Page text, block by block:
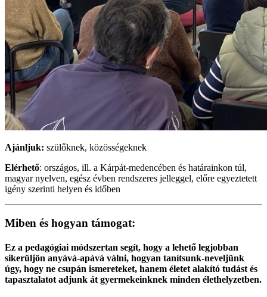
Ajánljuk: szülőknek, közösségeknek
Elérhető: országos, ill. a Kárpát-medencében és határainkon túl,
magyar nyelven, egész évben rendszeres jelleggel, előre egyeztetett
igény szerinti helyen és időben
Miben és hogyan támogat:
Ez a pedagógiai módszertan segít, hogy a lehető legjobban
sikerüljön anyává-apává válni, hogyan tanítsunk-neveljünk
úgy, hogy ne csupán ismereteket, hanem életet alakító tudást és
tapasztalatot adjunk át gyermekeinknek minden élethelyzetben.